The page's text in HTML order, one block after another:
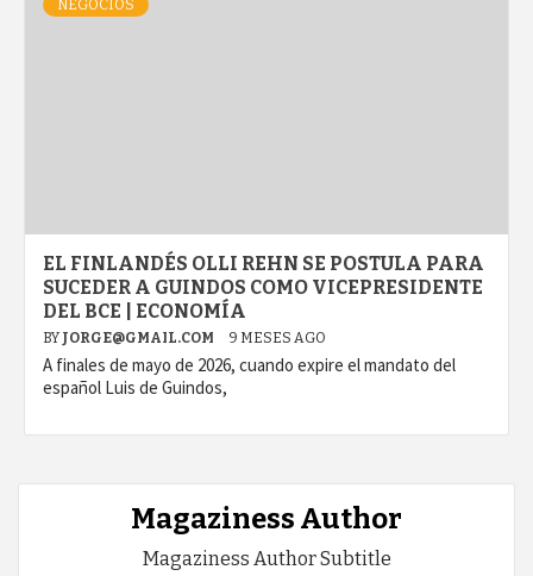
NEGOCIOS
EL FINLANDÉS OLLI REHN SE POSTULA PARA
SUCEDER A GUINDOS COMO VICEPRESIDENTE
DEL BCE | ECONOMÍA
BY JORGE@GMAIL.COM 9 MESES AGO
A finales de mayo de 2026, cuando expire el mandato del
español Luis de Guindos,
Magaziness Author
Magaziness Author Subtitle